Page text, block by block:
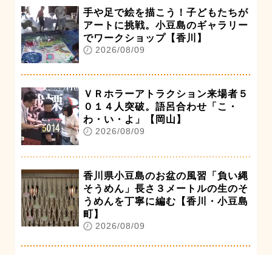
手や足で絵を描こう！子どもたちが
アートに挑戦。小豆島のギャラリー
でワークショップ【香川】
2026/08/09
ＶＲホラーアトラクション来場者５
０１４人突破。語呂合わせ「こ・
わ・い・よ」【岡山】
2026/08/09
香川県小豆島のお盆の風習「負い縄
そうめん」長さ３メートルの生のそ
うめんを丁寧に編む【香川・小豆島
町】
2026/08/09